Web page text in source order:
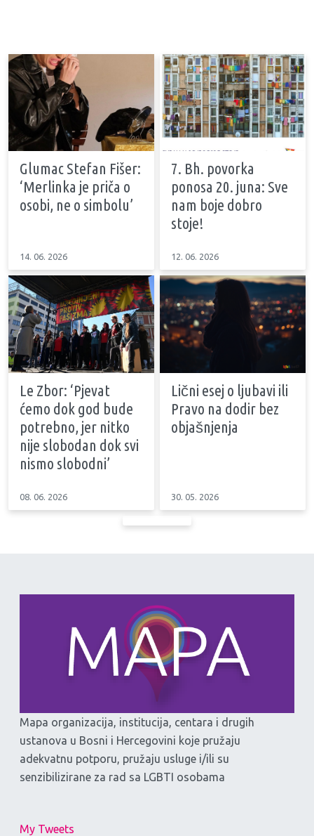
Glumac Stefan Fišer:
‘Merlinka je priča o
osobi, ne o simbolu’
14. 06. 2026
7. Bh. povorka
ponosa 20. juna: Sve
nam boje dobro
stoje!
12. 06. 2026
Le Zbor: ‘Pjevat
ćemo dok god bude
potrebno, jer nitko
nije slobodan dok svi
nismo slobodni’
08. 06. 2026
Lični esej o ljubavi ili
Pravo na dodir bez
objašnjenja
30. 05. 2026
Mapa organizacija, institucija, centara i drugih
ustanova u Bosni i Hercegovini koje pružaju
adekvatnu potporu, pružaju usluge i/ili su
senzibilizirane za rad sa LGBTI osobama
My Tweets